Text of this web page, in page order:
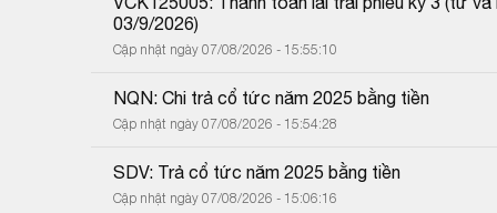
03/9/2026)
Cập nhật ngày 07/08/2026 - 15:55:10
NQN: Chi trả cổ tức năm 2025 bằng tiền
Cập nhật ngày 07/08/2026 - 15:54:28
SDV: Trả cổ tức năm 2025 bằng tiền
Cập nhật ngày 07/08/2026 - 15:06:16